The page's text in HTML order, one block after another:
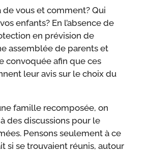
de vous et comment? Qui
enfants? En l’absence de
en prévision de
assemblée de parents et
convoquée afin que ces
leur avis sur le choix du
famille recomposée, on
à des discussions pour le
Pensons seulement à ce
si se trouvaient réunis, autour